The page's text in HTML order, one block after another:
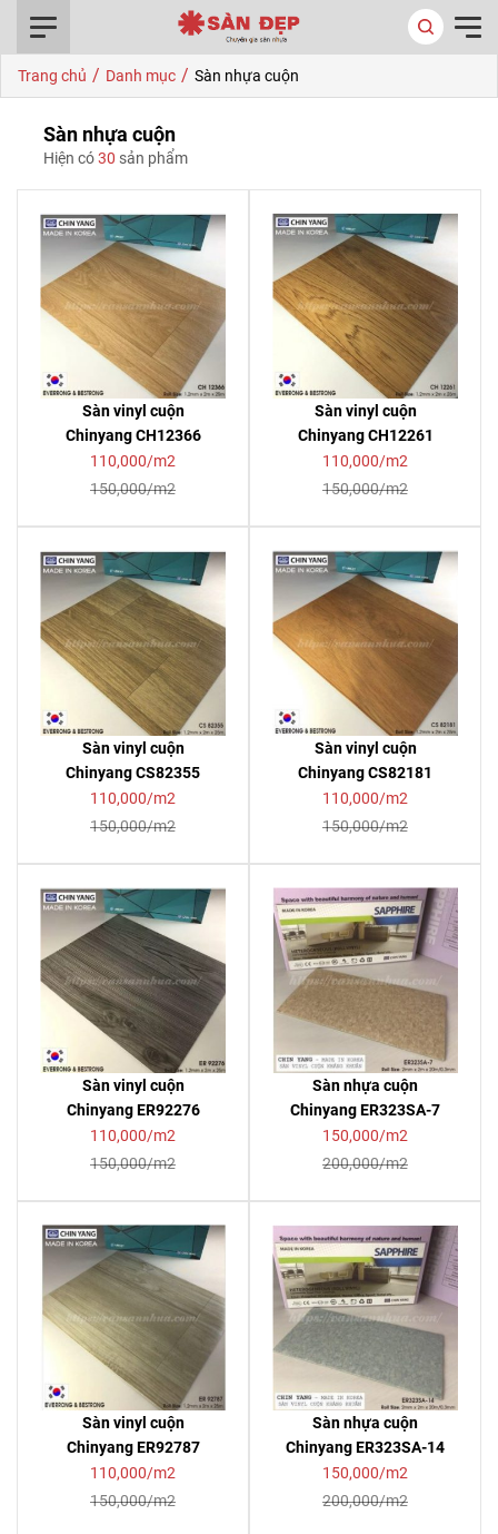
Trang chủ / Danh mục / Sàn nhựa cuộn
Sàn nhựa cuộn
Hiện có30 sản phẩm
Sàn vinyl cuộn
Chinyang CH12366
110,000/m2
150,000/m2
Sàn vinyl cuộn
Chinyang CH12261
110,000/m2
150,000/m2
Sàn vinyl cuộn
Chinyang CS82355
110,000/m2
150,000/m2
Sàn vinyl cuộn
Chinyang CS82181
110,000/m2
150,000/m2
Sàn vinyl cuộn
Chinyang ER92276
110,000/m2
150,000/m2
Sàn nhựa cuộn
Chinyang ER323SA-7
150,000/m2
200,000/m2
Sàn vinyl cuộn
Chinyang ER92787
110,000/m2
150,000/m2
Sàn nhựa cuộn
Chinyang ER323SA-14
150,000/m2
200,000/m2